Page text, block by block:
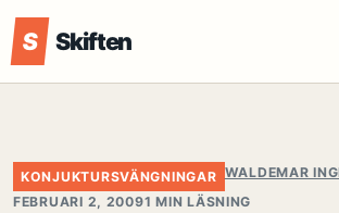
S Skiften
KONJUKTURSVÄNGNINGAR WALDEMAR
FEBRUARI 2, 20091 MIN LÄSNING